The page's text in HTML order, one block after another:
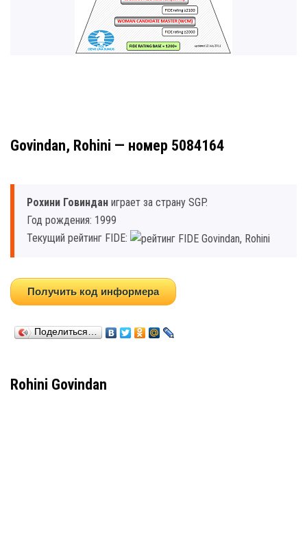
Govindan, Rohini — номер 5084164
Рохини Говиндан играет за страну SGP.
Год рождения: 1999
Текущий рейтинг FIDE:
Получить код информера
Поделиться…
Rohini Govindan